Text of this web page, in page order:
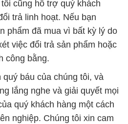
cũng hỗ trợ quý khách
trả linh hoạt. Nếu bạn
phẩm đã mua vì bất kỳ lý do
việc đổi trả sản phẩm hoặc
công bằng.
quý báu của chúng tôi, và
lắng nghe và giải quyết mọi
quý khách hàng một cách
nghiệp. Chúng tôi xin cam